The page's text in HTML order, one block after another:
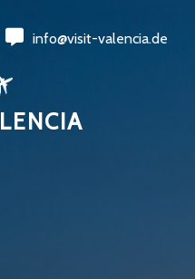
info@visit-valencia.de